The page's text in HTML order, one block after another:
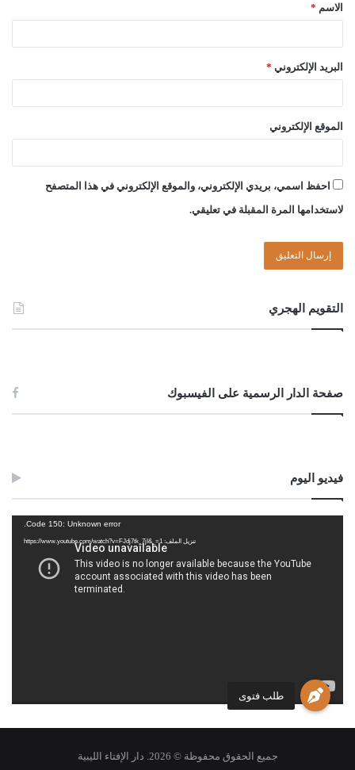
طلب فتوى
الاسم *
البريد الإلكتروني *
الموقع الإلكتروني
احفظ اسمي، بريدي الإلكتروني، والموقع الإلكتروني في هذا المتصفح
لاستخدامها المرة المقبلة في تعليقي.
التقويم الهجري
صفحة الدار الرسمية على الفيسبوك
فيديو اليوم
Code 150: Unknown error.
تنزيل الملف: https://www.youtube.com/watch?v=FJdj7tk_7jI&_=1
جميع الحقوق محفوظة © 2026. دار الإفتاء الليبية